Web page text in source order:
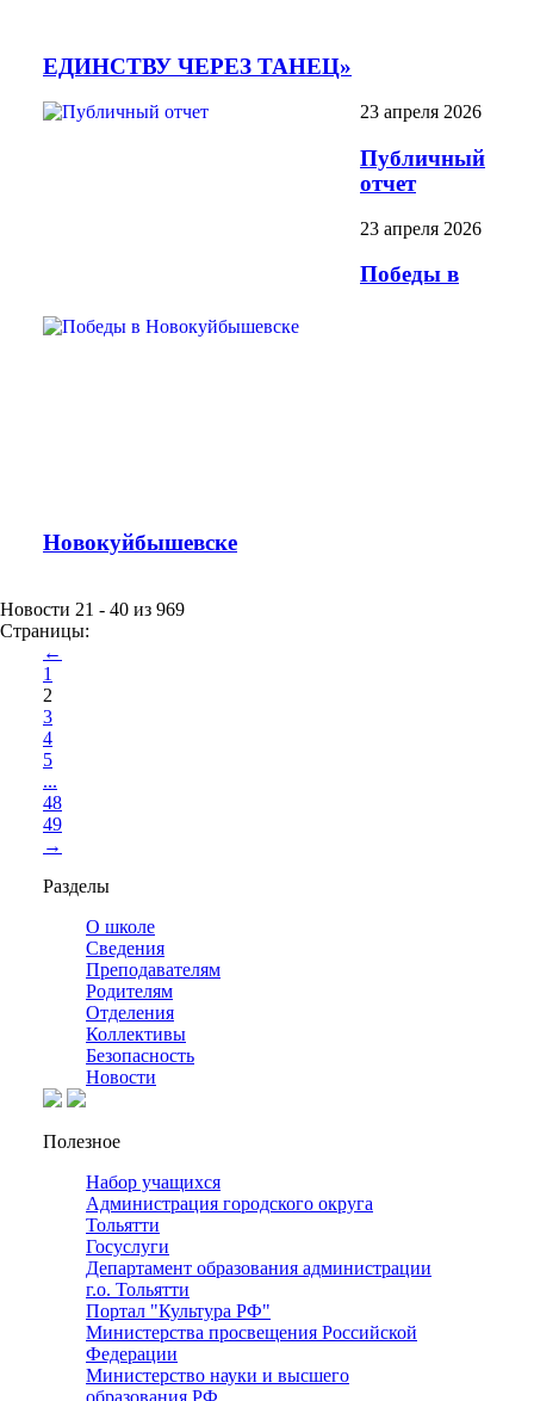
ЕДИНСТВУ ЧЕРЕЗ ТАНЕЦ»
23 апреля 2026
Публичный
отчет
23 апреля 2026
Победы в
Новокуйбышевске
Новости 21 - 40 из 969
Страницы:
←
1
2
3
4
5
...
48
49
→
Разделы
О школе
Сведения
Преподавателям
Родителям
Отделения
Коллективы
Безопасность
Новости
Полезное
Набор учащихся
Администрация городского округа
Тольятти
Госуслуги
Департамент образования администрации
г.о. Тольятти
Портал "Культура РФ"
Министерства просвещения Российской
Федерации
Министерство науки и высшего
образования РФ